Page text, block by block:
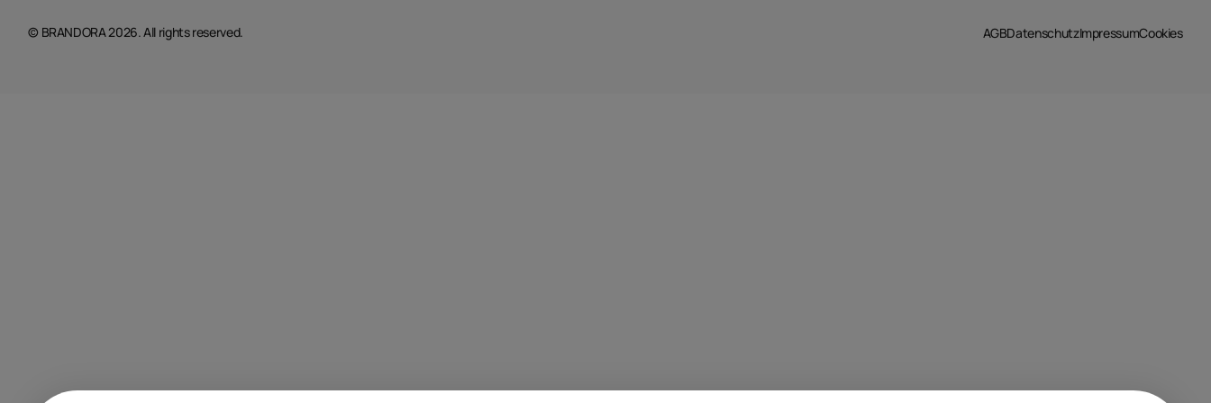
© BRANDORA 2026. All rights reserved. AGBDatenschutzImpressumCookies